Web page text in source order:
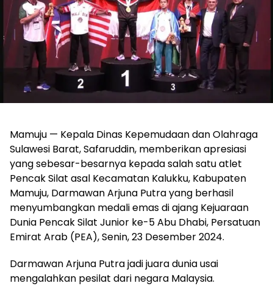
Mamuju — Kepala Dinas Kepemudaan dan Olahraga
Sulawesi Barat, Safaruddin, memberikan apresiasi
yang sebesar-besarnya kepada salah satu atlet
Pencak Silat asal Kecamatan Kalukku, Kabupaten
Mamuju, Darmawan Arjuna Putra yang berhasil
menyumbangkan medali emas di ajang Kejuaraan
Dunia Pencak Silat Junior ke-5 Abu Dhabi, Persatuan
Emirat Arab (PEA), Senin, 23 Desember 2024.
Darmawan Arjuna Putra jadi juara dunia usai
mengalahkan pesilat dari negara Malaysia.